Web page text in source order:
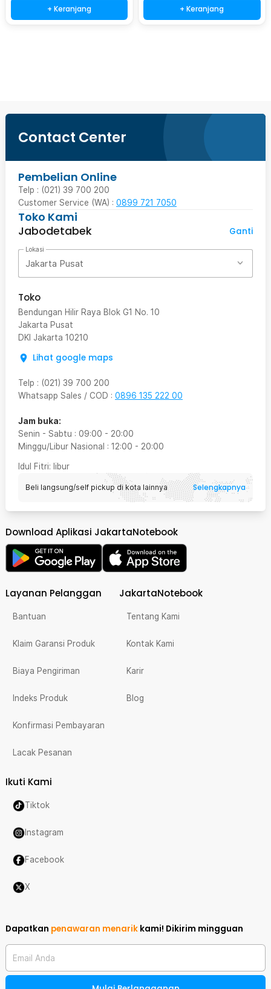
+ Keranjang + Keranjang
Contact Center
Pembelian Online
Telp : (021) 39 700 200
Customer Service (WA) : 0899 721 7050
Toko Kami
Jabodetabek
Ganti
Lokasi
Jakarta Pusat
Toko
Bendungan Hilir Raya Blok G1 No. 10
Jakarta Pusat
DKI Jakarta 10210
Lihat google maps
Telp : (021) 39 700 200
Whatsapp Sales / COD : 0896 135 222 00
Jam buka:
Senin - Sabtu : 09:00 - 20:00
Minggu/Libur Nasional : 12:00 - 20:00
Idul Fitri: libur
Beli langsung/self pickup di kota lainnya Selengkapnya
Download Aplikasi JakartaNotebook
Layanan Pelanggan
Bantuan
Klaim Garansi Produk
Biaya Pengiriman
Indeks Produk
Konfirmasi Pembayaran
Lacak Pesanan
JakartaNotebook
Tentang Kami
Kontak Kami
Karir
Blog
Ikuti Kami
Tiktok
Instagram
Facebook
X
Dapatkan penawaran menarik kami! Dikirim mingguan
Email Anda